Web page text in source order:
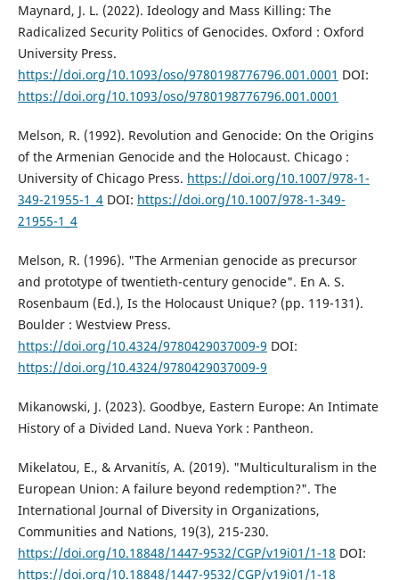
Maynard, J. L. (2022). Ideology and Mass Killing: The
Radicalized Security Politics of Genocides. Oxford : Oxford
University Press.
https://doi.org/10.1093/oso/9780198776796.001.0001 DOI:
https://doi.org/10.1093/oso/9780198776796.001.0001
Melson, R. (1992). Revolution and Genocide: On the Origins
of the Armenian Genocide and the Holocaust. Chicago :
University of Chicago Press. https://doi.org/10.1007/978-1-
349-21955-1_4DOI: https://doi.org/10.1007/978-1-349-
21955-1_4
Melson, R. (1996). "The Armenian genocide as precursor
and prototype of twentieth-century genocide". En A. S.
Rosenbaum (Ed.), Is the Holocaust Unique? (pp. 119-131).
Boulder : Westview Press.
https://doi.org/10.4324/9780429037009-9 DOI:
https://doi.org/10.4324/9780429037009-9
Mikanowski, J. (2023). Goodbye, Eastern Europe: An Intimate
History of a Divided Land. Nueva York : Pantheon.
Mikelatou, E., & Arvanitís, A. (2019). "Multiculturalism in the
European Union: A failure beyond redemption?". The
International Journal of Diversity in Organizations,
Communities and Nations, 19(3), 215-230.
https://doi.org/10.18848/1447-9532/CGP/v19i01/1-18 DOI:
https://doi.org/10.18848/1447-9532/CGP/v19i01/1-18